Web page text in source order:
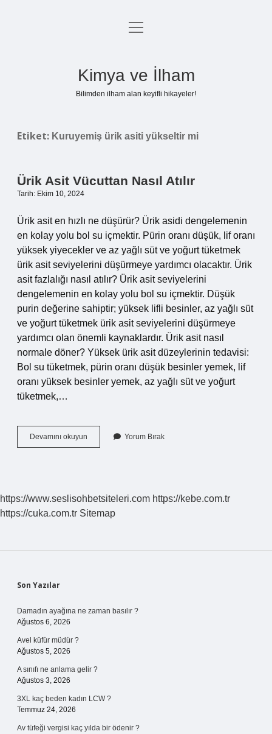
Anasayfa
menüyü
Kimya ve İlham
Bilimden ilham alan keyifli hikayeler!
Etiket: Kuruyemiş ürik asiti yükseltir mi
Ürik Asit Vücuttan Nasıl Atılır
Tarih: Ekim 10, 2024
Ürik asit en hızlı ne düşürür? Ürik asidi dengelemenin
en kolay yolu bol su içmektir. Pürin oranı düşük, lif oranı
yüksek yiyecekler ve az yağlı süt ve yoğurt tüketmek
ürik asit seviyelerini düşürmeye yardımcı olacaktır. Ürik
asit fazlalığı nasıl atılır? Ürik asit seviyelerini
dengelemenin en kolay yolu bol su içmektir. Düşük
purin değerine sahiptir; yüksek lifli besinler, az yağlı süt
ve yoğurt tüketmek ürik asit seviyelerini düşürmeye
yardımcı olan önemli kaynaklardır. Ürik asit nasıl
normale döner? Yüksek ürik asit düzeylerinin tedavisi:
Bol su tüketmek, pürin oranı düşük besinler yemek, lif
oranı yüksek besinler yemek, az yağlı süt ve yoğurt
tüketmek,…
Devamını okuyun
Asit
Yorum Bırak
https://www.seslisohbetsiteleri.com https://kebe.com.tr
https://cuka.com.tr Sitemap
Sidebar
Son Yazılar
Damadın ayağına ne zaman basılır ?
Ağustos 6, 2026
Avel küfür müdür ?
Ağustos 5, 2026
A sınıfı ne anlama gelir ?
Ağustos 3, 2026
3XL kaç beden kadın LCW ?
Temmuz 24, 2026
Av tüfeği vergisi kaç yılda bir ödenir ?